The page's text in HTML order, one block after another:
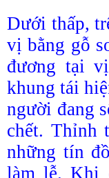
Dưới thấp,
vị bằng gỗ
đương tại
khung tái
người đang
chết. Thỉnh
những tín
làm lễ. Khi